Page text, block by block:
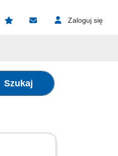
Zaloguj się
Szukaj